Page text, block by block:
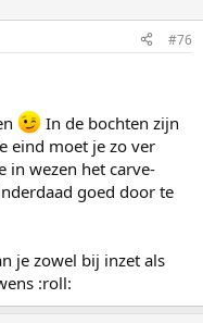
#76
In de bochten zijn
eind moet je zo ver
in wezen het carve-
goed door te
je zowel bij inzet als
:roll: